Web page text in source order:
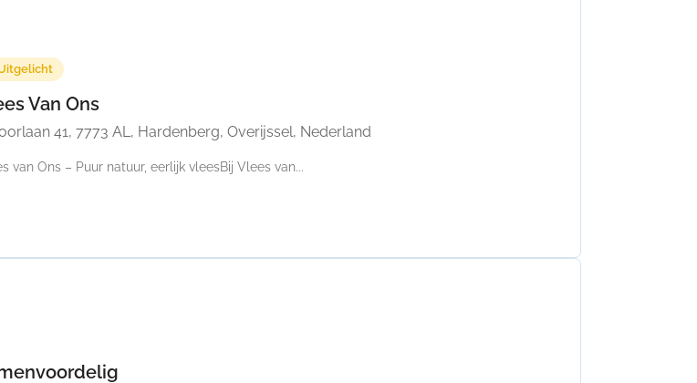
Van Ons
41, 7773 AL, Hardenberg, Overijssel, Nederland
van Ons – Puur natuur, eerlijk vleesBij Vlees van...